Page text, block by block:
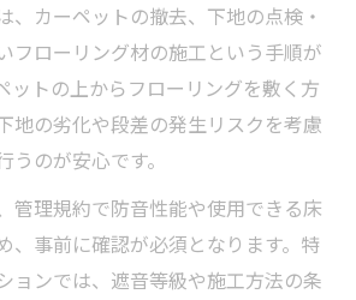
、カーペットの撤去、下地の点検・
フローリング材の施工という手順が
ットの上からフローリングを敷く方
地の劣化や段差の発生リスクを考慮
うのが安心です。
管理規約で防音性能や使用できる床
、事前に確認が必須となります。特
ョンでは、遮音等級や施工方法の条